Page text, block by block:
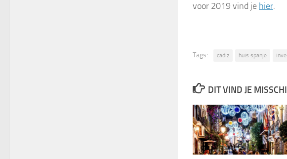
voor 2019 vind je hier.
Tags: cadiz huis spanje
DIT VIND JE